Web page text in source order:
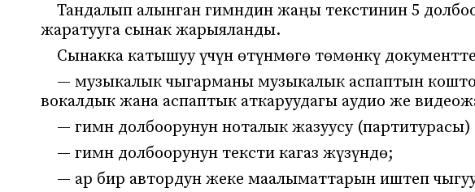
Тандалып алынган гимндин жаңы текстинин 5
жаратууга сынак жарыяланды.
Сынакка катышуу үчүн өтүнмөгө төмөнкү
— музыкалык чыгарманы музыкалык аспаптын
вокалдык жана аспаптык аткаруудагы аудио же
— гимн долбоорунун ноталык жазуусу (партитурасы)
— гимн долбоорунун тексти кагаз жүзүндө;
— ар бир автордун жеке маалыматтарын иштеп